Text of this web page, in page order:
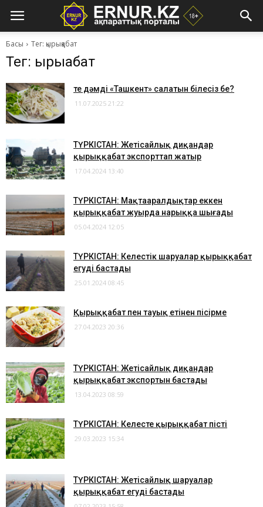
Басы Тег: қырыққабат
Тег: қырыққабат
Өте дәмді «Ташкент» салатын білесіз бе?
11.07.2025 21:22
ТҮРКІСТАН: Жетісайлық диқандар
қырыққабат экспорттап жатыр
17.04.2024 13:40
ТҮРКІСТАН: Мақтааралдықтар еккен
қырыққабат жуырда нарыққа шығады
05.04.2024 12:05
ТҮРКІСТАН: Келестік шаруалар қырыққабат
егуді бастады
25.01.2024 08:45
Қырыққабат пен тауық етінен пісірме
27.04.2023 20:36
ТҮРКІСТАН: Жетісайлық диқандар
қырыққабат экспортын бастады
13.04.2023 08:59
ТҮРКІСТАН: Келесте қырыққабат пісті
29.03.2023 15:34
ТҮРКІСТАН: Жетісайлық шаруалар
қырыққабат егуді бастады